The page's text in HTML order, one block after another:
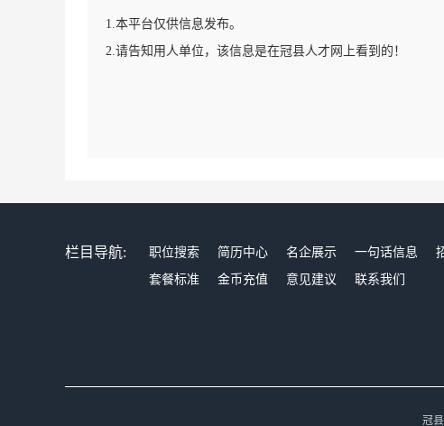
1.本平台仅供信息发布。
2.请告知用人单位，该信息是在冠县人才网上看到的！
栏目导航: 职位搜索 简历中心 名企展示 一句话信息
套餐标准
金币充值 意见建议 联系我们
冠